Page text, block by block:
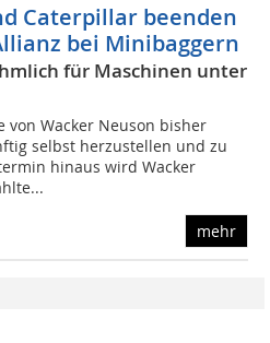
Caterpillar beenden
bei Minibaggern
für Maschinen unter
Wacker Neuson bisher
selbst herzustellen und zu
hinaus wird Wacker
mehr